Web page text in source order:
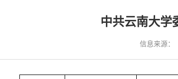
中共云南大学
信息来源：